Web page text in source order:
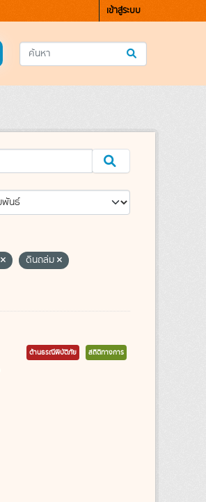
เข้าสู่ระบบ
ดินถล่ม
ด้านธรณีพิบัติภัย สถิติทางการ